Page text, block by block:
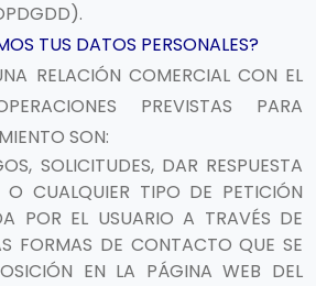
TUS DATOS PERSONALES?
RELACIÓN COMERCIAL CON EL
PREVISTAS PARA
SON:
SOLICITUDES, DAR RESPUESTA
O CUALQUIER TIPO DE PETICIÓN
POR EL USUARIO A TRAVÉS DE
FORMAS DE CONTACTO QUE SE
EN LA PÁGINA WEB DEL